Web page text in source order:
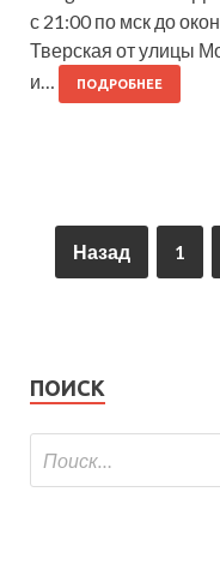
с 21:00 по мск до
Тверская от улицы
и…
ПОДРОБНЕЕ
Назад 1
ПОИСК